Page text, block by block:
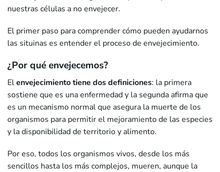
nuestras células a no envejecer.
El primer paso para comprender cómo pueden ayudarnos
las situinas es entender el proceso de envejecimiento.
¿Por qué envejecemos?
Elenvejecimiento tiene dos definiciones: la primera
sostiene que es una enfermedad y la segunda afirma que
es un mecanismo normal que asegura la muerte de los
organismos para permitir el mejoramiento de las especies
y la disponibilidad de territorio y alimento.
Por eso, todos los organismos vivos, desde los más
sencillos hasta los más complejos, mueren, aunque la